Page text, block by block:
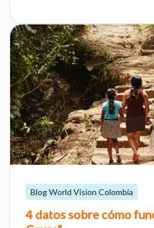
Blog World Vision Colombia
4 datos sobre cómo